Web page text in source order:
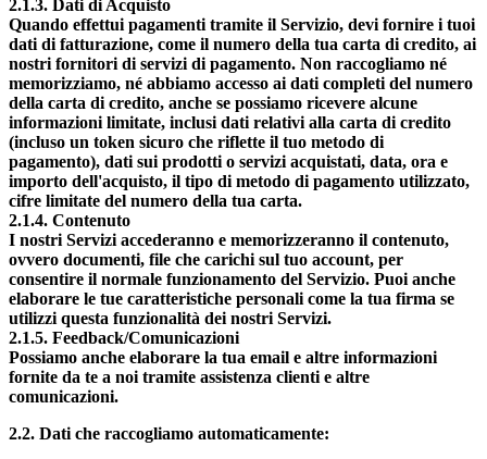
2.1.3. Dati di Acquisto
Quando effettui pagamenti tramite il Servizio, devi fornire i tuoi
dati di fatturazione, come il numero della tua carta di credito, ai
nostri fornitori di servizi di pagamento. Non raccogliamo né
memorizziamo, né abbiamo accesso ai dati completi del numero
della carta di credito, anche se possiamo ricevere alcune
informazioni limitate, inclusi dati relativi alla carta di credito
(incluso un token sicuro che riflette il tuo metodo di
pagamento), dati sui prodotti o servizi acquistati, data, ora e
importo dell'acquisto, il tipo di metodo di pagamento utilizzato,
cifre limitate del numero della tua carta.
2.1.4. Contenuto
I nostri Servizi accederanno e memorizzeranno il contenuto,
ovvero documenti, file che carichi sul tuo account, per
consentire il normale funzionamento del Servizio. Puoi anche
elaborare le tue caratteristiche personali come la tua firma se
utilizzi questa funzionalità dei nostri Servizi.
2.1.5. Feedback/Comunicazioni
Possiamo anche elaborare la tua email e altre informazioni
fornite da te a noi tramite assistenza clienti e altre
comunicazioni.
2.2. Dati che raccogliamo automaticamente: